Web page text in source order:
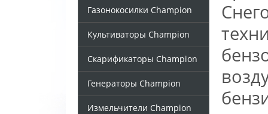
Газонокосилки Champion
Культиваторы Champion
Скарификаторы Champion
Генераторы Champion
Измельчители Champion